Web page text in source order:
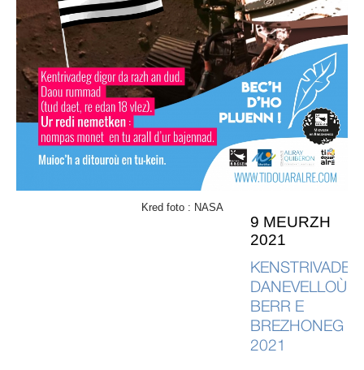
Kred foto : NASA
9 MEURZH
2021
KENSTRIVADEG
DANEVELLOÙ
BERR E
BREZHONEG
2021